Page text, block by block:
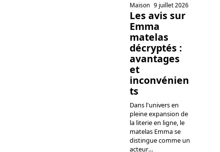
Maison 9 juillet 2026
Les avis sur
Emma
matelas
décryptés :
avantages
et
inconvénien
ts
Dans l'univers en
pleine expansion de
la literie en ligne, le
matelas Emma se
distingue comme un
acteur…